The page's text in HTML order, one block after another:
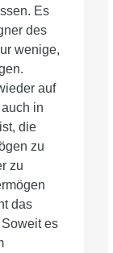
Es
des
wenige,
auf
in
die
zu
zu
das
es